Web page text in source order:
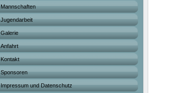
Mannschaften
Jugendarbeit
Galerie
Anfahrt
Kontakt
Sponsoren
Impressum und Datenschutz